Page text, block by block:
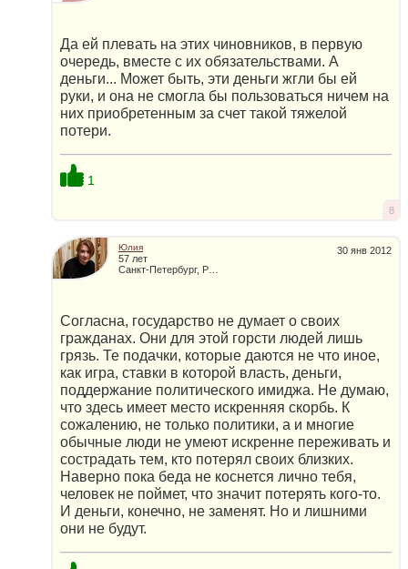
Да ей плевать на этих чиновников, в первую
очередь, вместе с их обязательствами. А
деньги... Может быть, эти деньги жгли бы ей
руки, и она не смогла бы пользоваться ничем на
них приобретенным за счет такой тяжелой
потери.
1
8
30 янв 2012
Юлия
57 лет
Согласна, государство не думает о своих
гражданах. Они для этой горсти людей лишь
грязь. Те подачки, которые даются не что иное,
как игра, ставки в которой власть, деньги,
поддержание политического имиджа. Не думаю,
что здесь имеет место искренняя скорбь. К
сожалению, не только политики, а и многие
обычные люди не умеют искренне переживать и
сострадать тем, кто потерял своих близких.
Наверно пока беда не коснется лично тебя,
человек не поймет, что значит потерять кого-то.
И деньги, конечно, не заменят. Но и лишними
они не будут.